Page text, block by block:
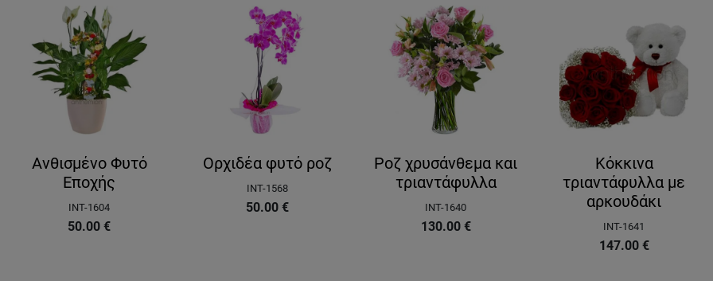
Ανθισμένο Φυτό
Εποχής
INT-1604
50.00 €
Ορχιδέα φυτό ροζ
INT-1568
50.00 €
Ροζ χρυσάνθεμα και
τριαντάφυλλα
INT-1640
130.00 €
Κόκκινα
τριαντάφυλλα με
αρκουδάκι
INT-1641
147.00 €